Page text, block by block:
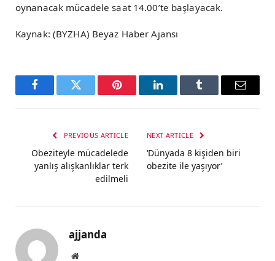
oynanacak mücadele saat 14.00’te başlayacak.
Kaynak: (BYZHA) Beyaz Haber Ajansı
FacebookTwitter Pinterest LinkedInTumblr Email
PREVIOUS ARTICLE
Obeziteyle mücadelede
yanlış alışkanlıklar terk
edilmeli
NEXT ARTICLE
‘Dünyada 8 kişiden biri
obezite ile yaşıyor’
ajjanda
Website